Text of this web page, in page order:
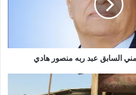
ي
ب
السابق عبد ربه منصور هادي